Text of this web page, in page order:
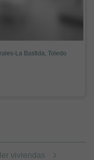
La Bastida, Toledo
viviendas